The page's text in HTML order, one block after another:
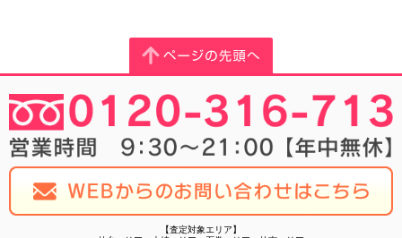
【査定対象エリア】